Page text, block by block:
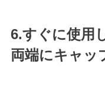
6.すぐに使用
両端にキャッ